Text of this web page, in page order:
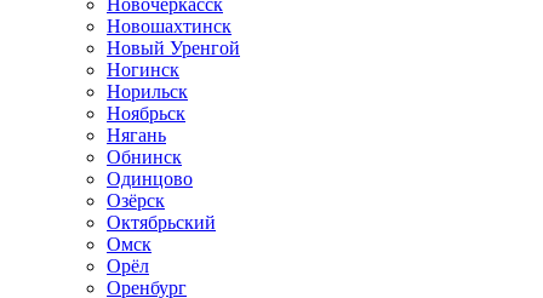
Новочеркасск
Новошахтинск
Новый Уренгой
Ногинск
Норильск
Ноябрьск
Нягань
Обнинск
Одинцово
Озёрск
Октябрьский
Омск
Орёл
Оренбург